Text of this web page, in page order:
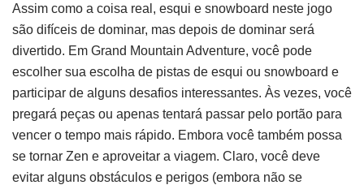
Assim como a coisa real, esqui e snowboard neste jogo
são difíceis de dominar, mas depois de dominar será
divertido. Em Grand Mountain Adventure, você pode
escolher sua escolha de pistas de esqui ou snowboard e
participar de alguns desafios interessantes. Às vezes, você
pregará peças ou apenas tentará passar pelo portão para
vencer o tempo mais rápido. Embora você também possa
se tornar Zen e aproveitar a viagem. Claro, você deve
evitar alguns obstáculos e perigos (embora não se